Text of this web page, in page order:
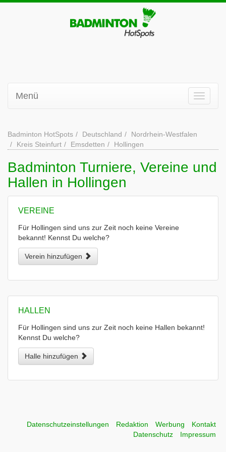
Menü
Badminton HotSpots Deutschland
Nordrhein-Westfalen
Kreis Steinfurt
Emsdetten Hollingen
Badminton Turniere, Vereine und
Hallen in Hollingen
VEREINE
Für Hollingen sind uns zur Zeit noch keine Vereine
bekannt! Kennst Du welche?
Verein hinzufügen
HALLEN
Für Hollingen sind uns zur Zeit noch keine Hallen bekannt!
Kennst Du welche?
Halle hinzufügen
Datenschutzeinstellungen Redaktion Werbung
Kontakt
Datenschutz
Impressum